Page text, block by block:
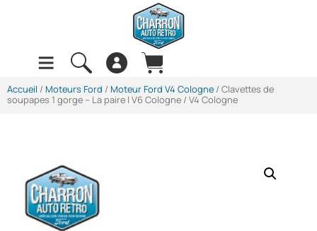
Accueil / Moteurs Ford / Moteur Ford V4 Cologne / Clavettes de
soupapes 1 gorge – La paire | V6 Cologne / V4 Cologne